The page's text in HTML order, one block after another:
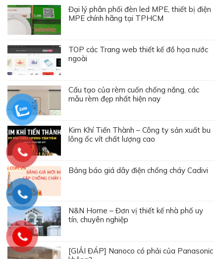
Đại lý phân phối đèn led MPE, thiết bị điện
MPE chính hãng tại TPHCM
TOP các Trang web thiết kế đồ họa nước
ngoài
Cấu tạo của rèm cuốn chống nắng, các
mẫu rèm đẹp nhất hiện nay
Kim Khí Tiến Thành – Công ty sản xuất bu
lông ốc vít chất lượng cao
Bảng báo giá dây điện chống cháy Cadivi
N&N Home – Đơn vị thiết kế nhà phố uy
tín, chuyên nghiệp
[GIẢI ĐÁP] Nanoco có phải của Panasonic